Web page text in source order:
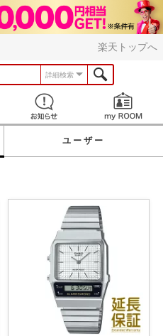
楽天トップへ
詳細検索
見つける お知らせ
ユーザー